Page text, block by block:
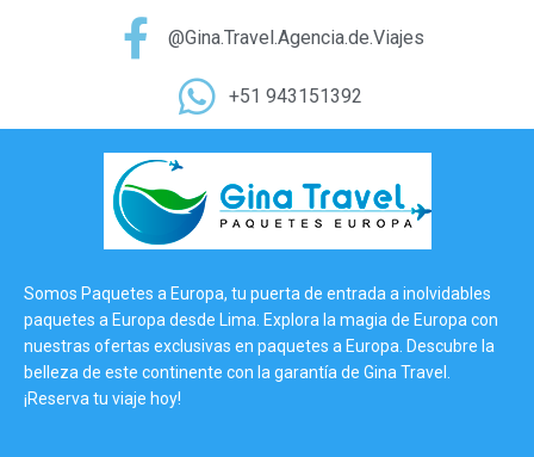
@Gina.Travel.Agencia.de.Viajes
+51 943151392
Somos Paquetes a Europa, tu puerta de entrada a inolvidables
paquetes a Europa desde Lima. Explora la magia de Europa con
nuestras ofertas exclusivas en paquetes a Europa. Descubre la
belleza de este continente con la garantía de Gina Travel.
¡Reserva tu viaje hoy!